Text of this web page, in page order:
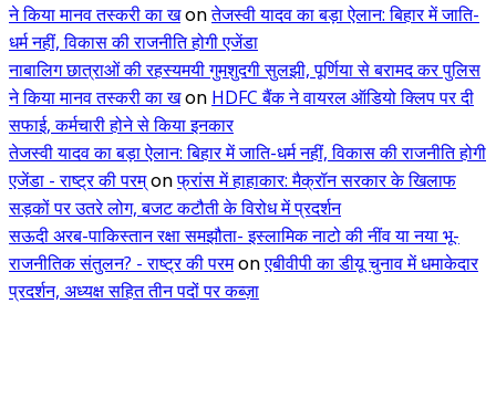
ने किया मानव तस्करी का खonतेजस्वी यादव का बड़ा ऐलान: बिहार में जाति-
धर्म नहीं, विकास की राजनीति होगी एजेंडा
नाबालिग छात्राओं की रहस्यमयी गुमशुदगी सुलझी, पूर्णिया से बरामद कर पुलिस
ने किया मानव तस्करी का खon HDFC बैंक ने वायरल ऑडियो क्लिप पर दी
सफाई, कर्मचारी होने से किया इनकार
तेजस्वी यादव का बड़ा ऐलान: बिहार में जाति-धर्म नहीं, विकास की राजनीति होगी
एजेंडा - राष्ट्र की परम्onफ्रांस में हाहाकार: मैक्रॉन सरकार के खिलाफ
सड़कों पर उतरे लोग, बजट कटौती के विरोध में प्रदर्शन
सऊदी अरब-पाकिस्तान रक्षा समझौता- इस्लामिक नाटो की नींव या नया भू-
राजनीतिक संतुलन? - राष्ट्र की परमonएबीवीपी का डीयू चुनाव में धमाकेदार
प्रदर्शन, अध्यक्ष सहित तीन पदों पर कब्ज़ा